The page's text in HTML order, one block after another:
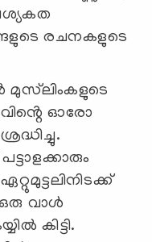
രചനകളുടെ
മുസ്‌ലിംകളുടെ
ഓരോ
വാൾ
കിട്ടി.